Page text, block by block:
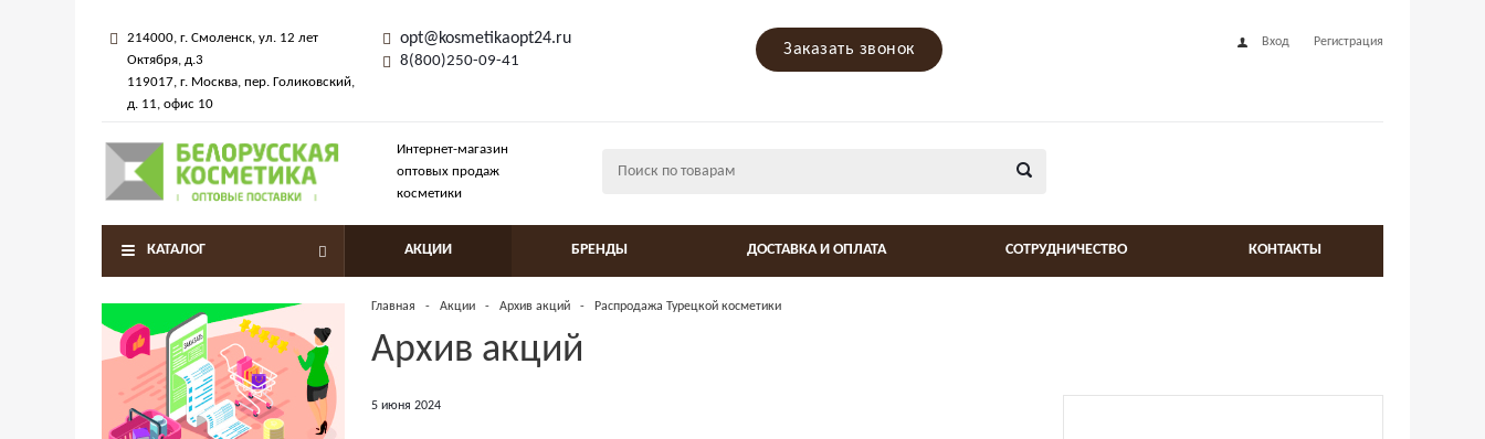
214000, г. Смоленск, ул. 12 лет
Октября, д.3
119017, г. Москва, пер. Голиковский,
д. 11, офис 10
opt@kosmetikaopt24.ru
8(800)250-09-41
Заказать звонок Вход Регистрация
Интернет-магазин
оптовых продаж
косметики
КАТАЛОГ АКЦИИ БРЕНДЫ ДОСТАВКА И ОПЛАТА СОТРУДНИЧЕСТВО КОНТАКТЫ
Главная - Акции - Архив акций - Распродажа Турецкой косметики
Архив акций
5 июня 2024